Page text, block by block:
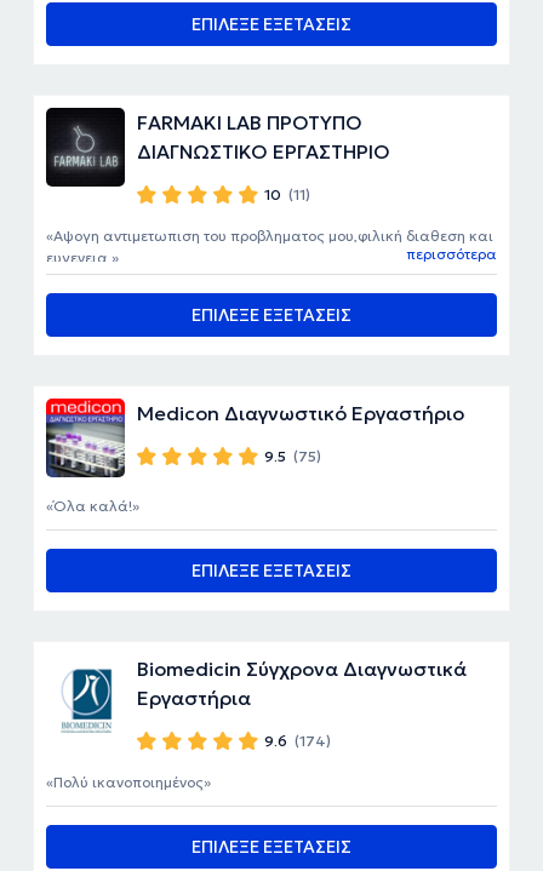
ΕΠΙΛΕΞΕ ΕΞΕΤΑΣΕΙΣ
FARMAKI LAB ΠΡΟΤΥΠΟ
ΔΙΑΓΝΩΣΤΙΚΟ ΕΡΓΑΣΤΗΡΙΟ
10 (11)
ΕΠΙΛΕΞΕ ΕΞΕΤΑΣΕΙΣ
Αψογη αντιμετωπιση του προβληματος μου,φιλική διαθεση και
ευγενεια.
περισσότερα
Medicon Διαγνωστικό Εργαστήριο
9.5 (75)
ΕΠΙΛΕΞΕ ΕΞΕΤΑΣΕΙΣ
Όλα καλά!
Biomedicin Σύγχρονα Διαγνωστικά
Εργαστήρια
9.6 (174)
ΕΠΙΛΕΞΕ ΕΞΕΤΑΣΕΙΣ
Πολύ ικανοποιημένος